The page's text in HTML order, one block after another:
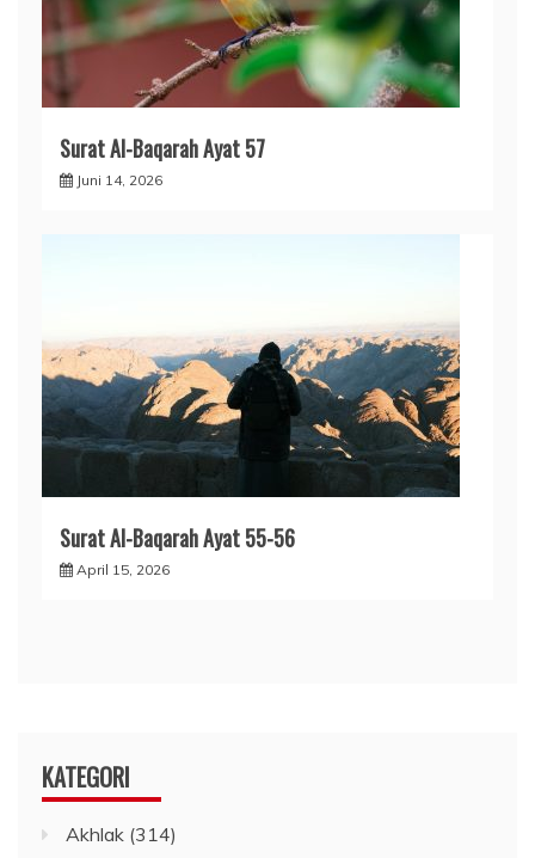
Surat Al-Baqarah Ayat 57
Juni 14, 2026
Surat Al-Baqarah Ayat 55-56
April 15, 2026
KATEGORI
Akhlak (314)